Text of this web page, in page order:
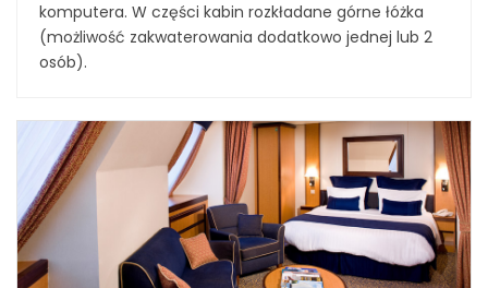
komputera. W części kabin rozkładane górne łóżka
(możliwość zakwaterowania dodatkowo jednej lub 2
osób).